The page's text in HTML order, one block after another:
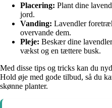
Placering: Plant dine
jord.
Vanding: Lavendler
overvande dem.
Pleje: Beskær dine
vækst og en tættere busk.
Med disse tips og tricks kan du
Hold øje med gode tilbud, så du
skønne planter.